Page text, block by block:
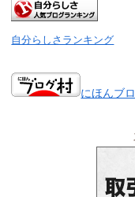
自分らしさランキング
にほんブ